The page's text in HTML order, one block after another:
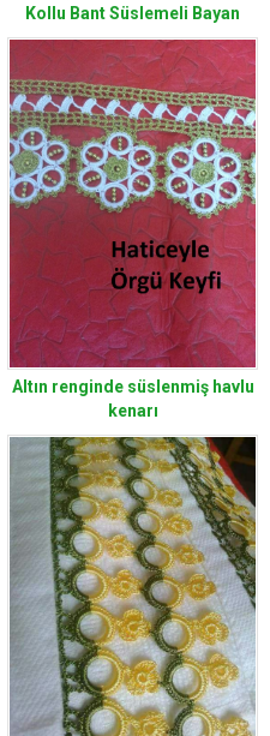
Kollu Bant Süslemeli Bayan
Kazak Yapımı. 38 .40. Beden
Altın renginde süslenmiş havlu
kenarı